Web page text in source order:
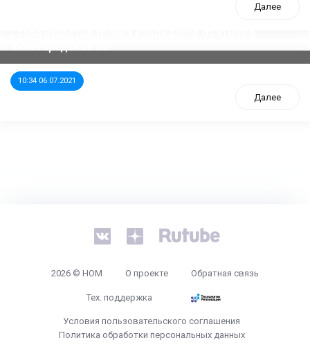
Далее
10:34 06.07.2021
Далее
2026 © НОМ О проекте Обратная связь
Тех. поддержка
Условия пользовательского соглашения
Политика обработки персональных данных